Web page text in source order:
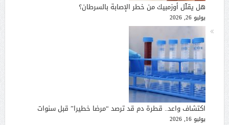
هل يقلّل أوزمبيك من خطر الإصابة بالسرطان؟
يوليو 26, 2026
اكتشاف واعد.. قطرة دم قد ترصد “مرضا خطيرا” قبل سنوات
يوليو 16, 2026